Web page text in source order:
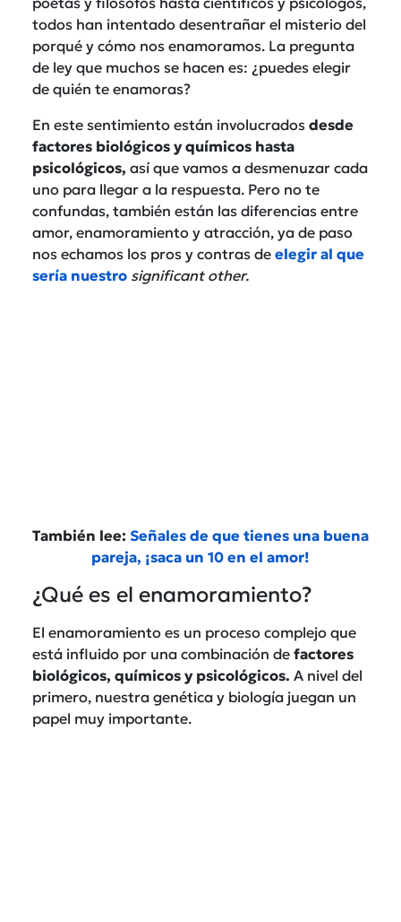
todos han intentado desentrañar el misterio del
porqué y cómo nos enamoramos. La pregunta
de ley que muchos se hacen es: ¿puedes elegir
de quién te enamoras?
En este sentimiento están involucrados desde
factores biológicos y químicos hasta
psicológicos, así que vamos a desmenuzar cada
uno para llegar a la respuesta. Pero no te
confundas, también están las diferencias entre
amor, enamoramiento y atracción, ya de paso
nos echamos los pros y contras de elegir al que
sería nuestro significant other.
También lee: Señales de que tienes una buena
pareja, ¡saca un 10 en el amor!
¿Qué es el enamoramiento?
El enamoramiento es un proceso complejo que
está influido por una combinación de factores
biológicos, químicos y psicológicos. A nivel del
primero, nuestra genética y biología juegan un
papel muy importante.